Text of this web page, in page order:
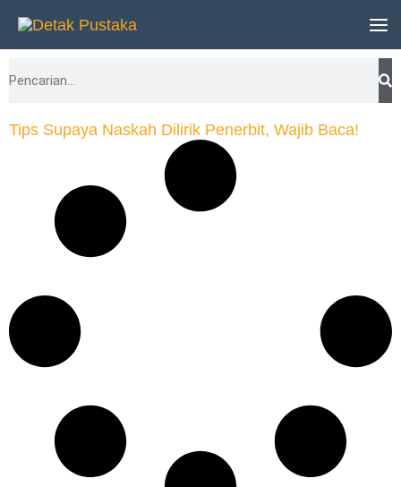
Lewati
konten
Search
Tips Supaya Naskah Dilirik Penerbit, Wajib Baca!